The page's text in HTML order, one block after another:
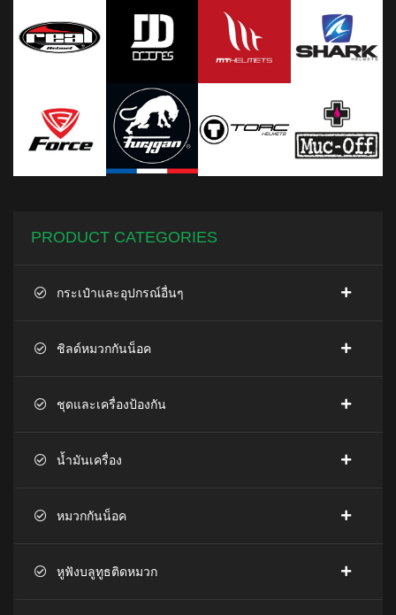
PRODUCT CATEGORIES
กระเป๋าและอุปกรณ์อื่นๆ
ชิลด์หมวกกันน็อค
ชุดและเครื่องป้องกัน
น้ำมันเครื่อง
หมวกกันน็อค
หูฟังบลูทูธติดหมวก